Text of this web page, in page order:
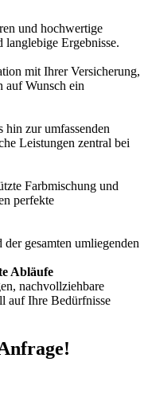
und hochwertige
Ergebnisse.
mit Ihrer Versicherung,
auf Wunsch ein
zur umfassenden
Leistungen zentral bei
Farbmischung und
perfekte
gesamten umliegenden
Abläufe
nachvollziehbare
auf Ihre Bedürfnisse